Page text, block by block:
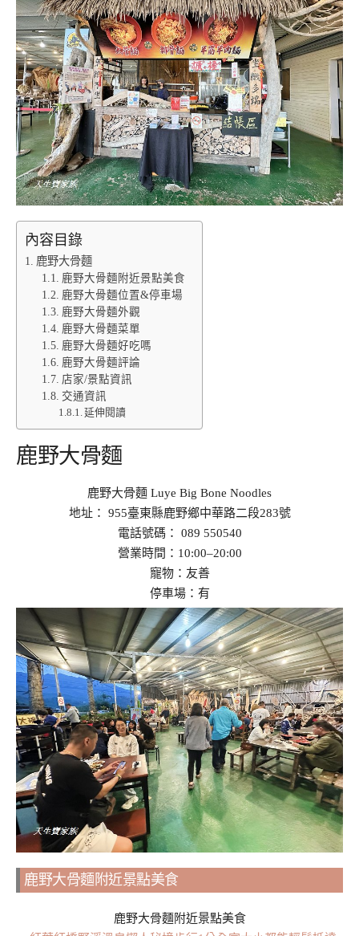
內容目錄
鹿野大骨麵
鹿野大骨麵附近景點美食
鹿野大骨麵位置&停車場
鹿野大骨麵外觀
鹿野大骨麵菜單
鹿野大骨麵好吃嗎
鹿野大骨麵評論
店家/景點資訊
交通資訊
延伸閱讀
鹿野大骨麵
鹿野大骨麵 Luye Big Bone Noodles
地址： 955臺東縣鹿野鄉中華路二段283號
電話號碼： 089 550540
營業時間：10:00–20:00
寵物：友善
停車場：有
鹿野大骨麵附近景點美食
鹿野大骨麵附近景點美食